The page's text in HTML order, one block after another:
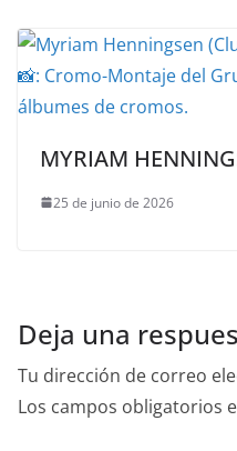
MYRIAM
25 de junio de 2026
Deja una
Tu dirección de correo
Los campos obligatorios